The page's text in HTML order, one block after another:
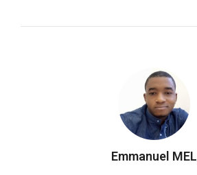
Emmanuel MEL